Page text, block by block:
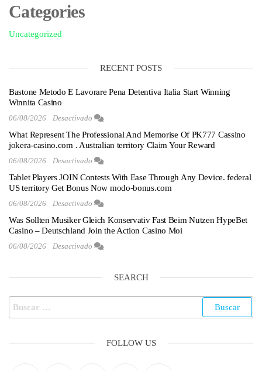
Categories
Uncategorized
RECENT POSTS
Bastone Metodo E Lavorare Pena Detentiva Italia Start Winning
Winnita Casino
06/08/2026 Desactivado
What Represent The Professional And Memorise Of PK777 Cassino
jokera-casino.com . Australian territory Claim Your Reward
06/08/2026 Desactivado
Tablet Players JOIN Contests With Ease Through Any Device. federal
US territory Get Bonus Now modo-bonus.com
06/08/2026 Desactivado
Was Sollten Musiker Gleich Konservativ Fast Beim Nutzen HypeBet
Casino – Deutschland Join the Action Casino Moi
06/08/2026 Desactivado
SEARCH
FOLLOW US